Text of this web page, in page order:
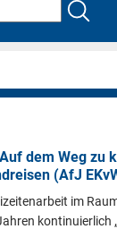
dem Weg zu
(AfJ
im
kontinuierlich